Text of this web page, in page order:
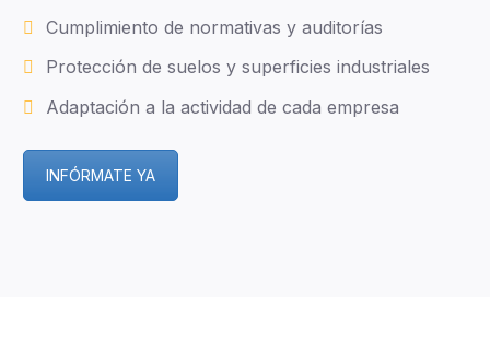
Cumplimiento de normativas y auditorías
Protección de suelos y superficies industriales
Adaptación a la actividad de cada empresa
INFÓRMATE YA